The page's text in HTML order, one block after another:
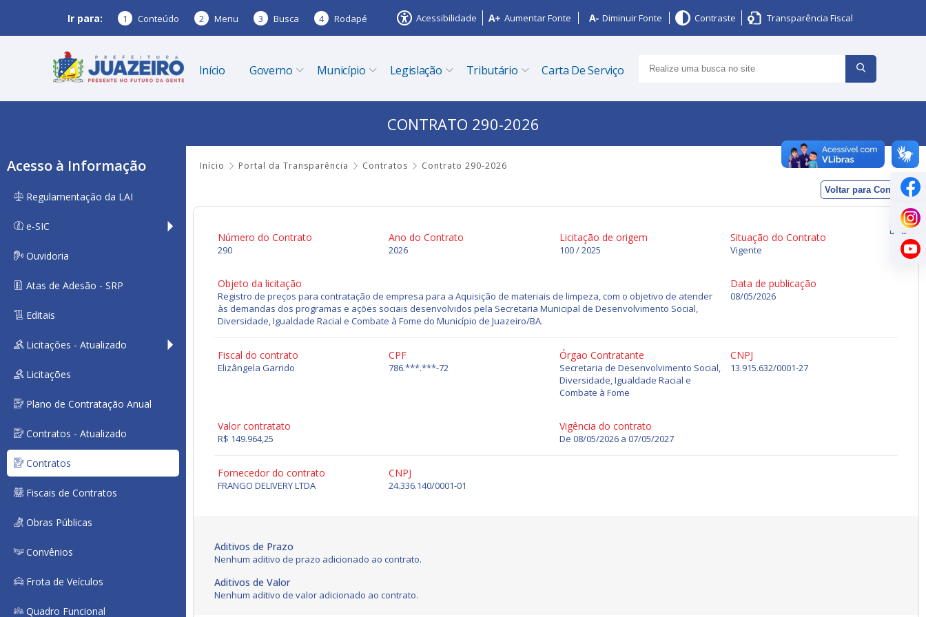
Ir para: 1 Conteúdo 2 Menu 3 Busca 4 Rodapé Acessibilidade Aumentar Fonte Diminuir Fonte Contraste Transparência Fiscal
Início Governo Município Legislação Tributário Carta De Serviço
CONTRATO 290-2026
Início Portal da Transparência Contratos Contrato 290-2026
Acesso à Informação
Regulamentação da LAI
e-SIC
Ouvidoria
Atas de Adesão - SRP
Editais
Licitações - Atualizado
Licitações
Plano de Contratação Anual
Contratos - Atualizado
Contratos
Fiscais de Contratos
Obras Públicas
Convênios
Frota de Veículos
Quadro Funcional
Voltar para Contratos
Número do Contrato
290
Ano do Contrato
2026
Licitação de origem
100 / 2025
Situação do Contrato
Vigente
Objeto da licitação
Registro de preços para contratação de empresa para a Aquisição de materiais de limpeza, com o objetivo de atender
às demandas dos programas e ações sociais desenvolvidos pela Secretaria Municipal de Desenvolvimento Social,
Diversidade, Igualdade Racial e Combate à Fome do Município de Juazeiro/BA.
Data de publicação
08/05/2026
Fiscal do contrato
Elizângela Garrido
CPF
786.***.***-72
Órgao Contratante
Secretaria de Desenvolvimento Social,
Diversidade, Igualdade Racial e
Combate à Fome
CNPJ
13.915.632/0001-27
Valor contratato
R$ 149.964,25
Vigência do contrato
De 08/05/2026 a 07/05/2027
Fornecedor do contrato
FRANGO DELIVERY LTDA
CNPJ
24.336.140/0001-01
Aditivos de Prazo
Nenhum aditivo de prazo adicionado ao contrato.
Aditivos de Valor
Nenhum aditivo de valor adicionado ao contrato.